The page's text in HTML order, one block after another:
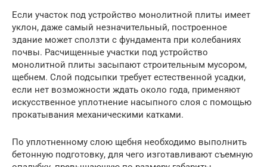
Если участок под устройство монолитной плиты имеет
уклон, даже самый незначительный, построенное
здание может сползти с фундамента при колебаниях
почвы. Расчищенные участки под устройство
монолитной плиты засыпают строительным мусором,
щебнем. Слой подсыпки требует естественной усадки,
если нет возможности ждать около года, применяют
искусственное уплотнение насыпного слоя с помощью
прокатывания механическими катками.
По уплотненному слою щебня необходимо выполнить
бетонную подготовку, для чего изготавливают съемную